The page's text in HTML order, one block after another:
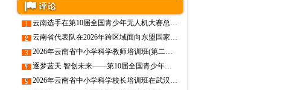
云南选手在第10届全国青少年无人机大赛总决赛中喜获佳绩
云南省代表队在2026年跨区域面向东盟国家青少年人工智能及机器人邀请赛中喜获佳绩
2026年云南省中小学科学教师培训班(第二期)圆满举办
逐梦蓝天 智创未来——第10届全国青少年无人机大赛（云南省赛）圆满举办
2026年云南省中小学科学校长培训班在武汉大学圆满举办